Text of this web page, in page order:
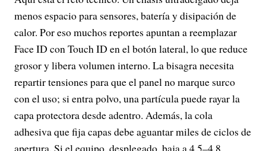
menos espacio para sensores, batería y disipación de
calor. Por eso muchos reportes apuntan a reemplazar
Face ID con Touch ID en el botón lateral, lo que reduce
grosor y libera volumen interno. La bisagra necesita
repartir tensiones para que el panel no marque surco
con el uso; si entra polvo, una partícula puede rayar la
capa protectora desde adentro. Además, la cola
adhesiva que fija capas debe aguantar miles de ciclos de
apertura. Si el equipo, desplegado, baja a 4,5–4,8